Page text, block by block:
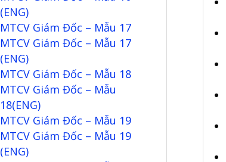
(ENG)
MTCV Giám Đốc – Mẫu 17
MTCV Giám Đốc – Mẫu 17
(ENG)
MTCV Giám Đốc – Mẫu 18
MTCV Giám Đốc – Mẫu
18(ENG)
MTCV Giám Đốc – Mẫu 19
MTCV Giám Đốc – Mẫu 19
(ENG)